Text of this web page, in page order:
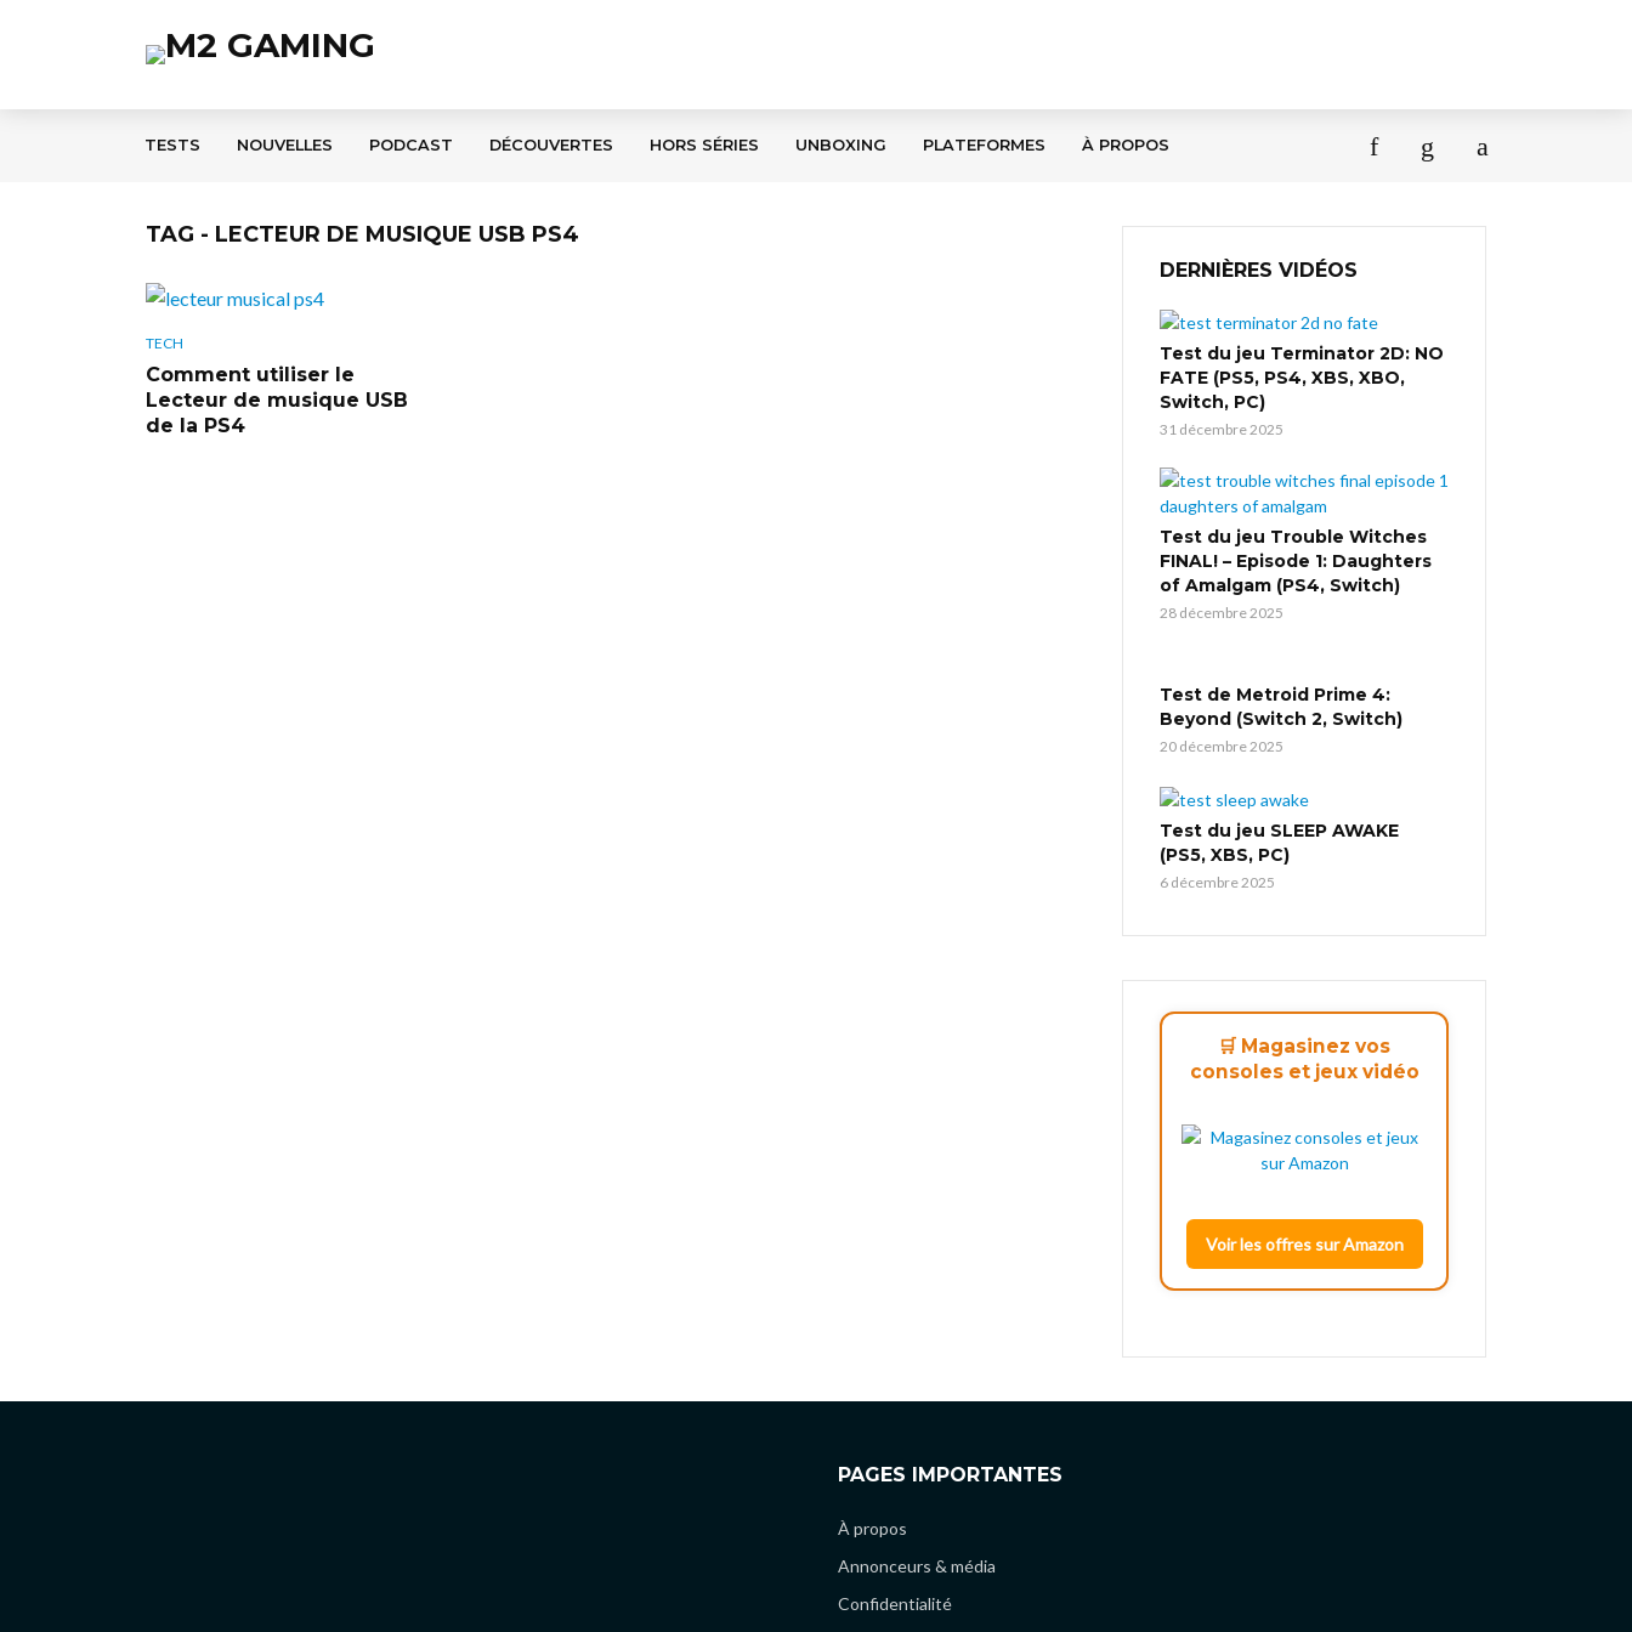
TESTS NOUVELLES PODCAST DÉCOUVERTES HORS SÉRIES UNBOXING PLATEFORMES À PROPOS
TAG - LECTEUR DE MUSIQUE USB PS4
TECH
Comment utiliser le
Lecteur de musique USB
de la PS4
DERNIÈRES VIDÉOS
Test du jeu Terminator 2D: NO
FATE (PS5, PS4, XBS, XBO,
Switch, PC)
31 décembre 2025
Test du jeu Trouble Witches
FINAL! – Episode 1: Daughters
of Amalgam (PS4, Switch)
28 décembre 2025
Test de Metroid Prime 4:
Beyond (Switch 2, Switch)
20 décembre 2025
Test du jeu SLEEP AWAKE
(PS5, XBS, PC)
6 décembre 2025
🛒 Magasinez vos
consoles et jeux vidéo
Voir les offres sur Amazon
PAGES IMPORTANTES
À propos
Annonceurs & média
Confidentialité